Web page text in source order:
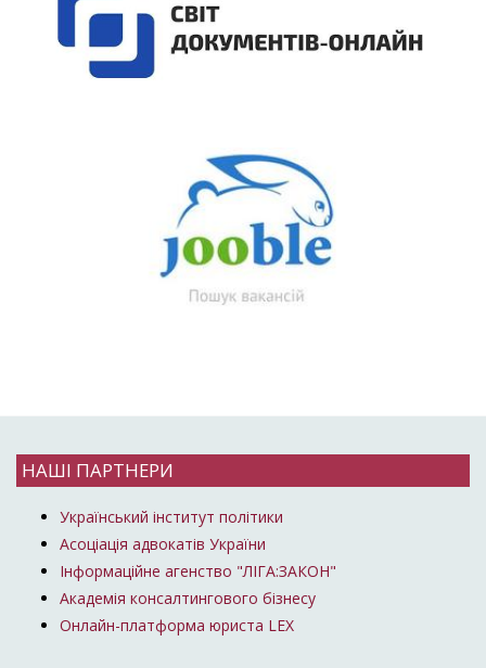
НАШІ ПАРТНЕРИ
Український інститут політики
Асоціація адвокатів України
Інформаційне агенство "ЛІГА:ЗАКОН"
Академія консалтингового бізнесу
Онлайн-платформа юриста LEX